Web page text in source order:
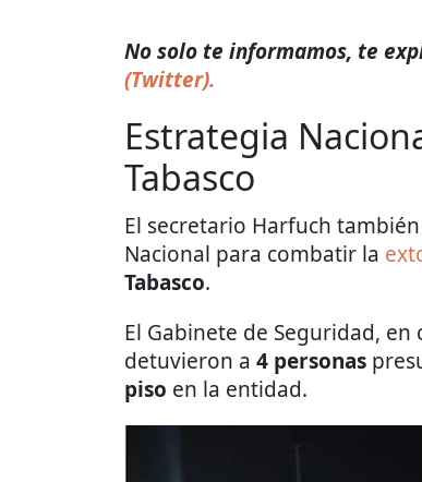
No solo te informamos, te
(Twitter).
Estrategia
Tabasco
El secretario Harfuch
Nacional para combatir la
Tabasco.
El Gabinete de Seguridad,
detuvieron a 4 personas
piso en la entidad.